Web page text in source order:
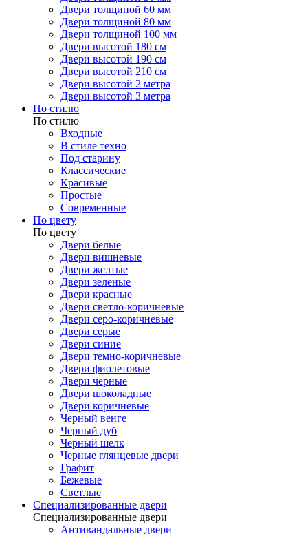
Двери толщиной 60 мм
Двери толщиной 80 мм
Двери толщиной 100 мм
Двери высотой 180 см
Двери высотой 190 см
Двери высотой 210 см
Двери высотой 2 метра
Двери высотой 3 метра
По стилю
По стилю
Входные
В стиле техно
Под старину
Классические
Красивые
Простые
Современные
По цвету
По цвету
Двери белые
Двери вишневые
Двери желтые
Двери зеленые
Двери красные
Двери светло-коричневые
Двери серо-коричневые
Двери серые
Двери синие
Двери темно-коричневые
Двери фиолетовые
Двери черные
Двери шоколадные
Двери коричневые
Черный венге
Черный дуб
Черный шелк
Черные глянцевые двери
Графит
Бежевые
Светлые
Специализированные двери
Специализированные двери
Антивандальные двери